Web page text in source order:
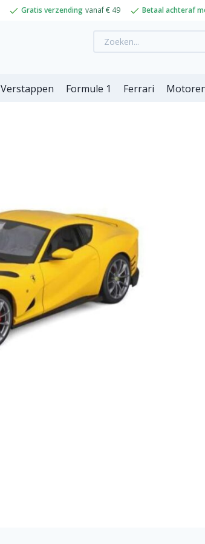
Gratis verzending vanaf € 49 Betaal achteraf
Verstappen Formule 1 Ferrari